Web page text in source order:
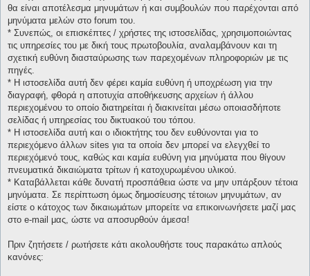
θα είναι αποτέλεσμα μηνυμάτων ή και συμβουλών που παρέχονται από
μηνύματα μελών στο forum του.
* Συνεπώς, οι επισκέπτες / χρήστες της ιστοσελίδας, χρησιμοποιώντας
τις υπηρεσίες του με δική τους πρωτοβουλία, αναλαμβάνουν και τη
σχετική ευθύνη διασταύρωσης των παρεχομένων πληροφοριών με τις
πηγές.
* H ιστοσελίδα αυτή δεν φέρει καμία ευθύνη ή υποχρέωση για την
διαγραφή, φθορά η αποτυχία αποθήκευσης αρχείων ή άλλου
περιεχομένου το οποίο διατηρείται ή διακινείται μέσω οποιασδήποτε
σελίδας ή υπηρεσίας του δικτυακού του τόπου.
* H ιστοσελίδα αυτή και ο ιδιοκτήτης του δεν ευθύνονται για το
περιεχόμενο άλλων sites για τα οποία δεν μπορεί να ελεγχθεί το
περιεχόμενό τους, καθώς και καμία ευθύνη για μηνύματα που θίγουν
πνευματικά δικαιώματα τρίτων ή κατοχυρωμένου υλικού.
* Καταβάλλεται κάθε δυνατή προσπάθεια ώστε να μην υπάρξουν τέτοια
μηνύματα. Σε περίπτωση όμως δημοσίευσης τέτοιων μηνυμάτων, αν
είστε ο κάτοχος των δικαιωμάτων μπορείτε να επικοινωνήσετε μαζί μας
στο e-mail μας, ώστε να αποσυρθούν άμεσα!
Πριν ζητήσετε / ρωτήσετε κάτι ακολουθήστε τους παρακάτω απλούς
κανόνες: